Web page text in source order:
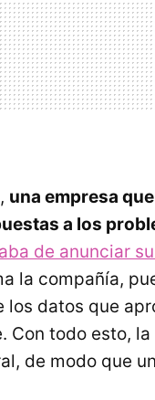
una empresa
a los
de anunciar
la compañía,
datos que
Con todo esto,
de modo que